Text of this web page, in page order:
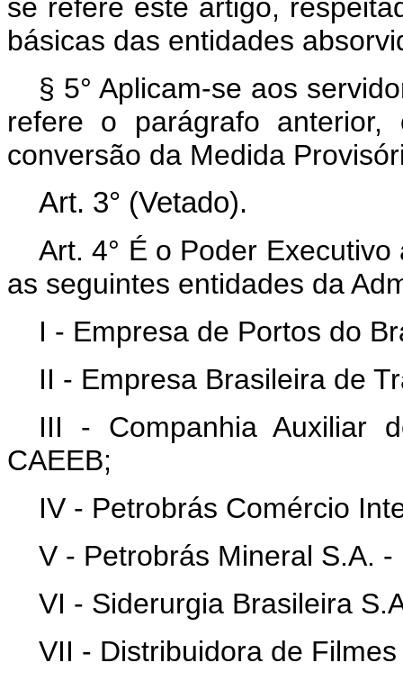
se refere este artigo,
básicas das entidades
§ 5° Aplicam-se aos
refere o parágrafo
conversão da Medida
Art. 3° (Vetado).
Art. 4° É o Poder
as seguintes entidades da
I - Empresa de Portos do
II - Empresa Brasileira de
III - Companhia Auxiliar
CAEEB;
IV - Petrobrás Comércio
V - Petrobrás Mineral S.A. -
VI - Siderurgia Brasileira
VII - Distribuidora de